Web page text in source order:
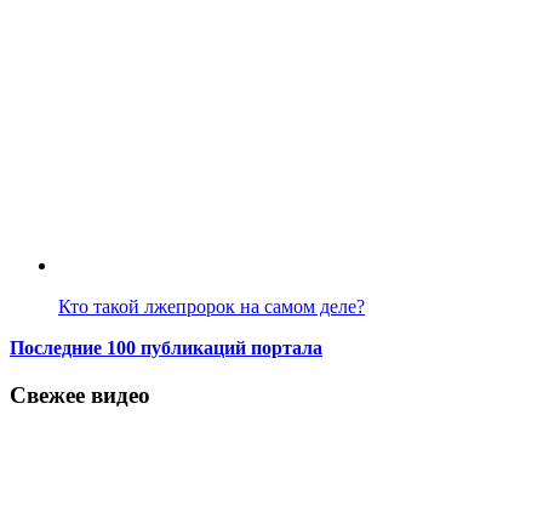
Кто такой лжепророк на самом деле?
Последние 100 публикаций портала
Свежее видео